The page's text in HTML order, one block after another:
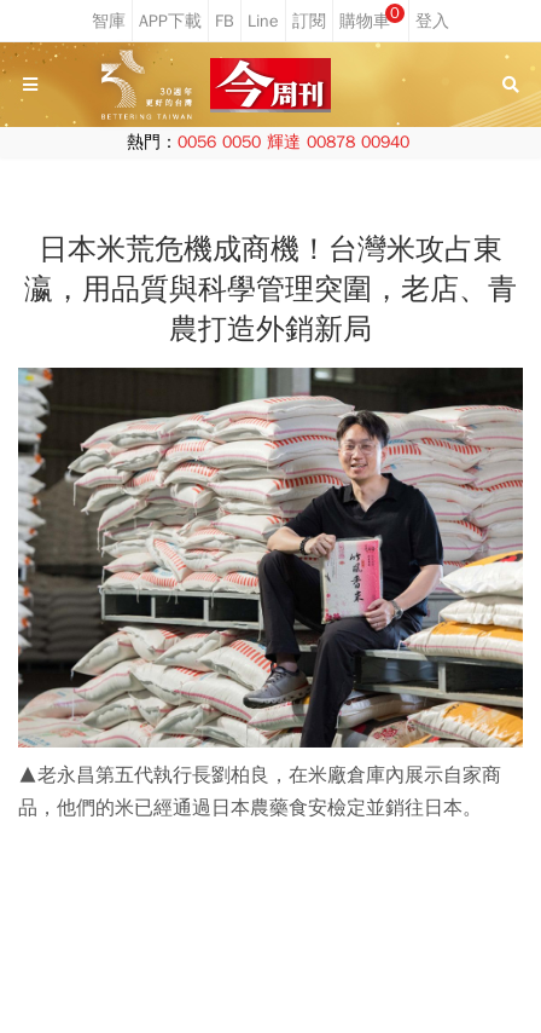
0
熱門： 0056 0050 輝達 00878 00940
日本米荒危機成商機！台灣米攻占東
瀛，用品質與科學管理突圍，老店、青
農打造外銷新局
▲老永昌第五代執行長劉柏良，在米廠倉庫內展示自家商
品，他們的米已經通過日本農藥食安檢定並銷往日本。